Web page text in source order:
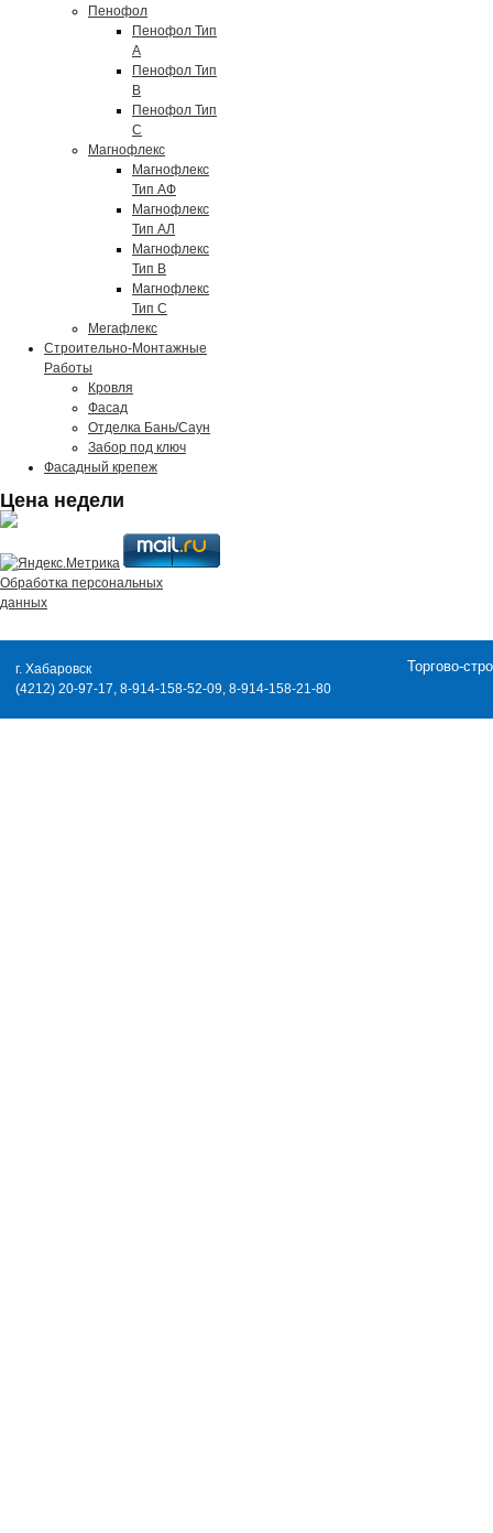
Пенофол
Пенофол Тип
А
Пенофол Тип
В
Пенофол Тип
С
Магнофлекс
Магнофлекс
Тип АФ
Магнофлекс
Тип АЛ
Магнофлекс
Тип В
Магнофлекс
Тип С
Мегафлекс
Строительно-Монтажные
Работы
Кровля
Фасад
Отделка Бань/Cаун
Забор под ключ
Фасадный крепеж
Цена недели
Обработка персональных
данных
г. Хабаровск
(4212) 20-97-17, 8-914-158-52-09, 8-914-158-21-80
Торгово-